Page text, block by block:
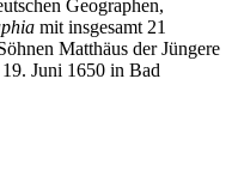
Geographen,
mit insgesamt 21
Matthäus der Jüngere
Juni 1650 in Bad